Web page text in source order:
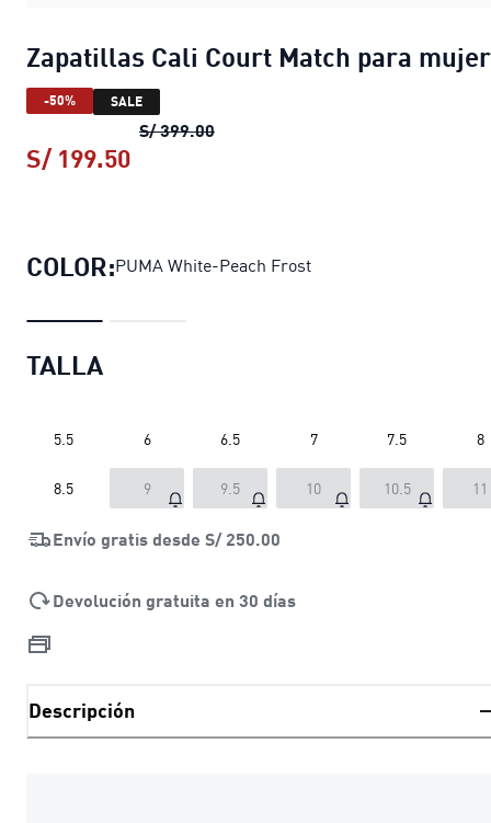
Zapatillas Cali Court Match para mujer
-50% SALE
S/ 399.00Zapatillas Cali Court Match para
S/ 199.50
COLOR:PUMA White-Peach Frost
TALLA
5.5 6 6.5 7 7.5 8
8.5 9 9.5 10 10.5 11
Envío gratis desde S/ 250.00
Devolución gratuita en 30 días
Descripción